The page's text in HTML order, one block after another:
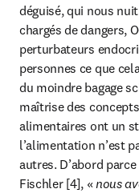
déguisé, qui nous
chargés de dangers,
perturbateurs
personnes ce que
du moindre bagage
maîtrise des
alimentaires ont un
l’alimentation n’est
autres. D’abord
Fischler [4], « nous